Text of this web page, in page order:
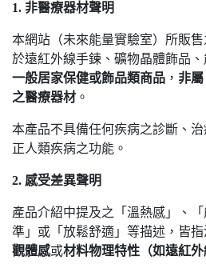
1. 非醫療器材聲明
本網站（未來能量實驗室）所販
於遠紅外線手鍊、礦物晶體飾品
一般居家保健或飾品類商品 ， 非
之醫療器材 。
本產品不具備任何疾病之診斷、
正人類疾病之功能。
2. 感受差異聲明
產品介紹中提及之「溫熱感」、
準」或「放鬆舒適」等描述，皆指
觀體感或材料物理特性（如遠紅外